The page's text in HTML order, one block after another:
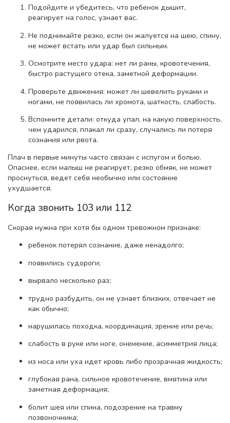
Подойдите и убедитесь, что ребенок дышит,
реагирует на голос, узнает вас.
Не поднимайте резко, если он жалуется на шею, спину,
не может встать или удар был сильным.
Осмотрите место удара: нет ли раны, кровотечения,
быстро растущего отека, заметной деформации.
Проверьте движения: может ли шевелить руками и
ногами, не появилась ли хромота, шаткость, слабость.
Вспомните детали: откуда упал, на какую поверхность,
чем ударился, плакал ли сразу, случались ли потеря
сознания или рвота.
Плач в первые минуты часто связан с испугом и болью.
Опаснее, если малыш не реагирует, резко обмяк, не может
проснуться, ведет себя необычно или состояние
ухудшается.
Когда звонить 103 или 112
Скорая нужна при хотя бы одном тревожном признаке:
ребенок потерял сознание, даже ненадолго;
появились судороги;
вырвало несколько раз;
трудно разбудить, он не узнает близких, отвечает не
как обычно;
нарушилась походка, координация, зрение или речь;
слабость в руке или ноге, онемение, асимметрия лица;
из носа или уха идет кровь либо прозрачная жидкость;
глубокая рана, сильное кровотечение, вмятина или
заметная деформация;
болит шея или спина, подозрение на травму
позвоночника;